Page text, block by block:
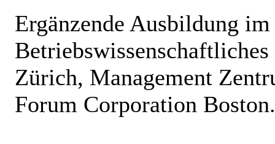
Ergänzende Ausbildung
Zürich, Management
Forum Corporation Boston.